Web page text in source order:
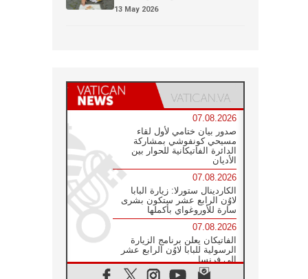
13 May 2026
07.08.2026
صدور بيان ختامي لأول لقاء
مسيحي كونفوشي بمشاركة
الدائرة الفاتيكانية للحوار بين
الأديان
07.08.2026
الكاردينال ستورلا: زيارة البابا
لاوُن الرابع عشر ستكون بشرى
سارة للأوروغواي بأكملها
07.08.2026
الفاتيكان يعلن برنامج الزيارة
الرسولية للبابا لاوُن الرابع عشر
إلى فرنسا
07.08.2026